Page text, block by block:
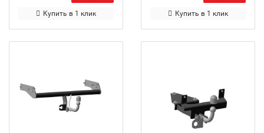
Купить в 1 клик Купить в 1 клик